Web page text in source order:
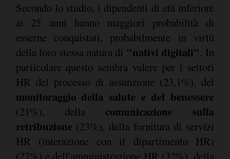
Secondo lo studio, i dipendenti di età inferiore
ai 25 anni hanno maggiori probabilità di
esserne conquistati, probabilmente in virtù
della loro stessa natura di "nativi digitali". In
particolare questo sembra valere per i settori
HR del processo di assunzione (23,1%), del
monitoraggio della salute e del benessere
(21%), della comunicazione sulla
retribuzione (23%), della fornitura di servizi
HR (interazione con il dipartimento HR)
(27%) e dell'amministrazione HR (32%), della